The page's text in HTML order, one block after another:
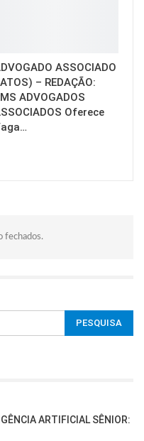
ASSOCIADO
– REDAÇÃO:
ADVOGADOS
Oferece
fechados.
ARTIFICIAL SÊNIOR: